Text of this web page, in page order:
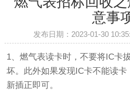
意事
发布日期：2023-01-30
1、燃气表读卡时，不要将IC卡
坏。此外如果发现IC卡不能读
新插正即可。